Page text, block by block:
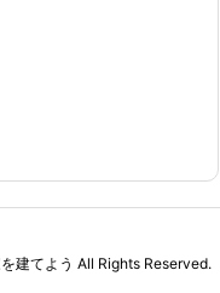
建てよう All Rights Reserved.